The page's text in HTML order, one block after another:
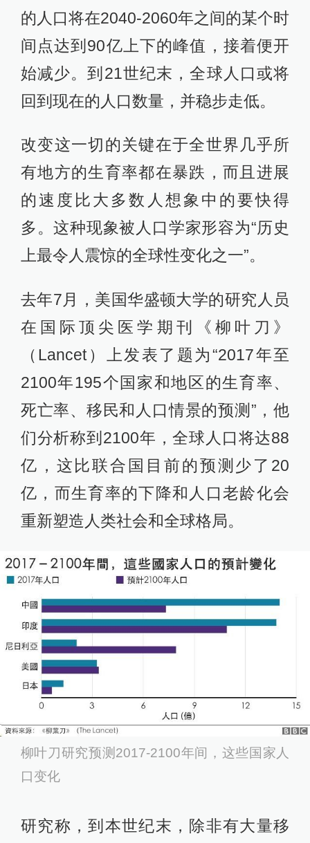
的人口将在2040-2060年之间的某个时
间点达到90亿上下的峰值，接着便开
始减少。到21世纪末，全球人口或将
回到现在的人口数量，并稳步走低。
改变这一切的关键在于全世界几乎所
有地方的生育率都在暴跌，而且进展
的速度比大多数人想象中的要快得
多。这种现象被人口学家形容为“历史
上最令人震惊的全球性变化之一”。
去年7月，美国华盛顿大学的研究人员
在国际顶尖医学期刊《柳叶刀》
（Lancet）上发表了题为“2017年至
2100年195个国家和地区的生育率、
死亡率、移民和人口情景的预测”，他
们分析称到2100年，全球人口将达88
亿，这比联合国目前的预测少了20
亿，而生育率的下降和人口老龄化会
重新塑造人类社会和全球格局。
柳叶刀研究预测2017-2100年间，这些国家人
口变化
研究称，到本世纪末，除非有大量移